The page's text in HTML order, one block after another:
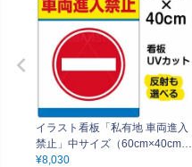
イラスト看板「私有地 車両進入
禁止」中サイズ（60cm×40cm）
取付穴6ヶ所あり 表示板
¥8,030